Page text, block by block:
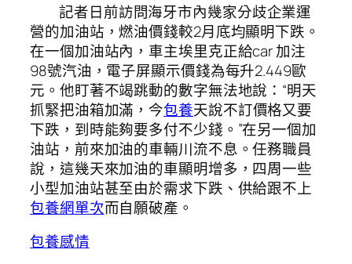
記者日前訪問海牙市內幾家分歧企業運
營的加油站，燃油價錢較2月底均顯明下跌。
在一個加油站內，車主埃里克正給car 加注
98號汽油，電子屏顯示價錢為每升2.449歐
元。他盯著不竭跳動的數字無法地說：“明天
抓緊把油箱加滿，今包養天說不訂價格又要
下跌，到時能夠要多付不少錢。”在另一個加
油站，前來加油的車輛川流不息。任務職員
說，這幾天來加油的車顯明增多，四周一些
小型加油站甚至由於需求下跌、供給跟不上
包養網單次而自願破產。
包養感情